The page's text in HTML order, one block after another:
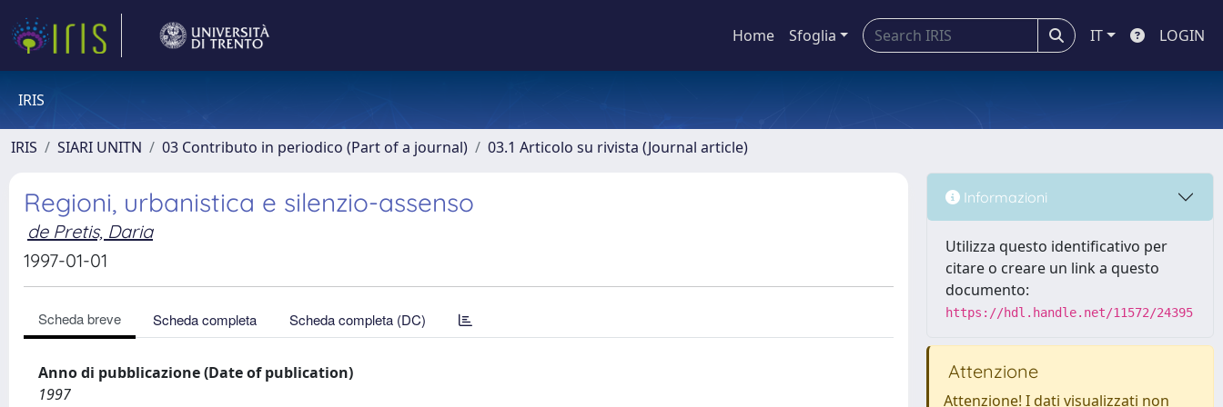
Home Sfoglia IT LOGIN
IRIS
IRIS SIARI UNITN 03 Contributo in periodico (Part of a journal) 03.1 Articolo su rivista (Journal article)
Regioni, urbanistica e silenzio-assenso
de Pretis, Daria
1997-01-01
Scheda breve Scheda completa Scheda completa (DC)
Anno di pubblicazione (Date of publication)
1997
Informazioni
Utilizza questo identificativo per
citare o creare un link a questo
documento:
https://hdl.handle.net/11572/24395
Attenzione
Attenzione! I dati visualizzati non